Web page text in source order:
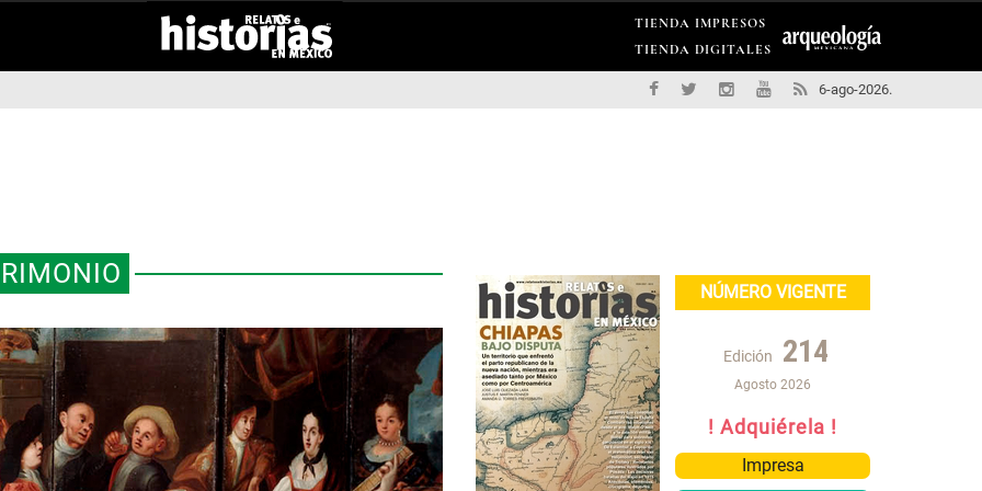
TIENDA IMPRESOS
TIENDA DIGITALES
6-ago-2026.
NÚMERO VIGENTE
Edición 214
Agosto 2026
! Adquiérela !
Impresa